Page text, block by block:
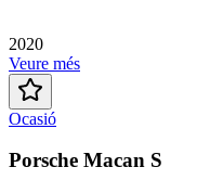
2020
Veure més
Ocasió
Porsche Macan S